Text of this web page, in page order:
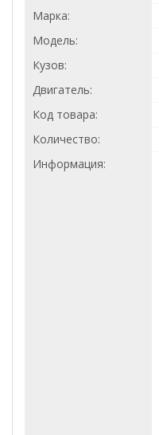
Марка:
Модель:
Кузов:
Двигатель:
Код товара:
Количество:
Информация: